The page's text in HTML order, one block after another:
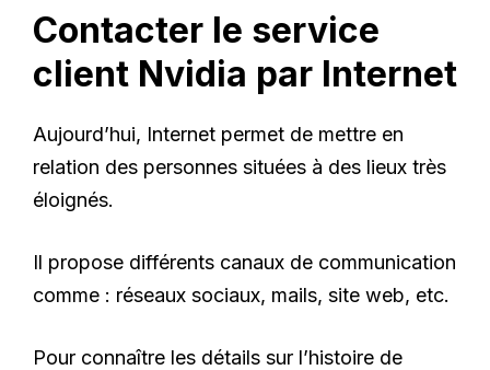
Contacter le service
client Nvidia par Internet
Aujourd’hui, Internet permet de mettre en
relation des personnes situées à des lieux très
éloignés.
Il propose différents canaux de communication
comme : réseaux sociaux, mails, site web, etc.
Pour connaître les détails sur l’histoire de